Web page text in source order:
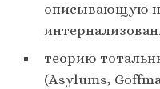
описывающую
теорию
(Asylums,